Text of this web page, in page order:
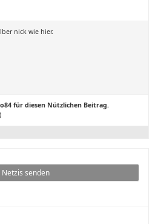
nick wie hier.
für diesen Nützlichen Beitrag.
Netzis senden